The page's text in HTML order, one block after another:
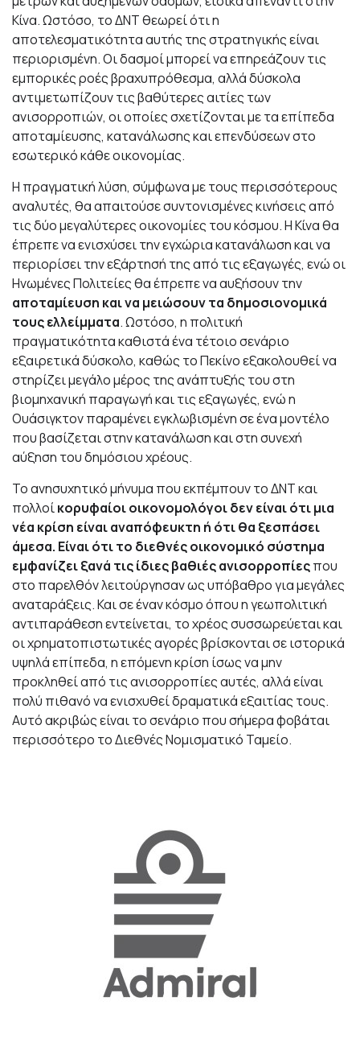
Κίνα. Ωστόσο, το ΔΝΤ θεωρεί ότι η
αποτελεσματικότητα αυτής της στρατηγικής είναι
περιορισμένη. Οι δασμοί μπορεί να επηρεάζουν τις
εμπορικές ροές βραχυπρόθεσμα, αλλά δύσκολα
αντιμετωπίζουν τις βαθύτερες αιτίες των
ανισορροπιών, οι οποίες σχετίζονται με τα επίπεδα
αποταμίευσης, κατανάλωσης και επενδύσεων στο
εσωτερικό κάθε οικονομίας.
Η πραγματική λύση, σύμφωνα με τους περισσότερους
αναλυτές, θα απαιτούσε συντονισμένες κινήσεις από
τις δύο μεγαλύτερες οικονομίες του κόσμου. Η Κίνα θα
έπρεπε να ενισχύσει την εγχώρια κατανάλωση και να
περιορίσει την εξάρτησή της από τις εξαγωγές, ενώ οι
Ηνωμένες Πολιτείες θα έπρεπε να αυξήσουν την
αποταμίευση και να μειώσουν τα δημοσιονομικά
τους ελλείμματα. Ωστόσο, η πολιτική
πραγματικότητα καθιστά ένα τέτοιο σενάριο
εξαιρετικά δύσκολο, καθώς το Πεκίνο εξακολουθεί να
στηρίζει μεγάλο μέρος της ανάπτυξής του στη
βιομηχανική παραγωγή και τις εξαγωγές, ενώ η
Ουάσιγκτον παραμένει εγκλωβισμένη σε ένα μοντέλο
που βασίζεται στην κατανάλωση και στη συνεχή
αύξηση του δημόσιου χρέους.
Το ανησυχητικό μήνυμα που εκπέμπουν το ΔΝΤ και
πολλοίκορυφαίοι οικονομολόγοι δεν είναι ότι μια
νέα κρίση είναι αναπόφευκτη ή ότι θα ξεσπάσει
άμεσα. Είναι ότι το διεθνές οικονομικό σύστημα
εμφανίζει ξανά τις ίδιες βαθιές ανισορροπίεςπου
στο παρελθόν λειτούργησαν ως υπόβαθρο για μεγάλες
αναταράξεις. Και σε έναν κόσμο όπου η γεωπολιτική
αντιπαράθεση εντείνεται, το χρέος συσσωρεύεται και
οι χρηματοπιστωτικές αγορές βρίσκονται σε ιστορικά
υψηλά επίπεδα, η επόμενη κρίση ίσως να μην
προκληθεί από τις ανισορροπίες αυτές, αλλά είναι
πολύ πιθανό να ενισχυθεί δραματικά εξαιτίας τους.
Αυτό ακριβώς είναι το σενάριο που σήμερα φοβάται
περισσότερο το Διεθνές Νομισματικό Ταμείο.